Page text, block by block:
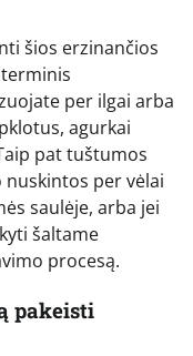
šios erzinančios
per ilgai arba
agurkai
pat tuštumos
per vėlai
saulėje, arba jei
šaltame
procesą.
pakeisti